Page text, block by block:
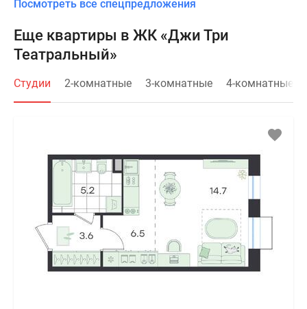
Посмотреть все спецпредложения
Еще квартиры в ЖК «Джи Три
Театральный»
Студии 2-комнатные 3-комнатные 4-комнатные